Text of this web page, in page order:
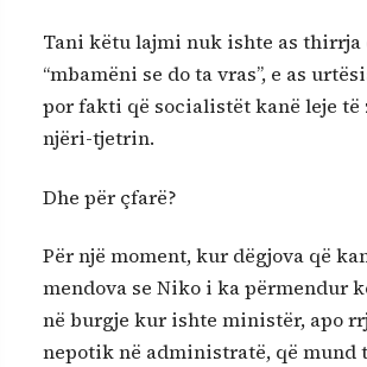
Tani këtu lajmi nuk ishte as thirrja
“mbamëni se do ta vras”, e as
por fakti që socialistët kanë leje të
njëri-tjetrin.
Dhe për çfarë?
Për një moment, kur dëgjova që
mendova se Niko i ka përmendur
në burgje kur ishte ministër, apo
nepotik në administratë, që mund